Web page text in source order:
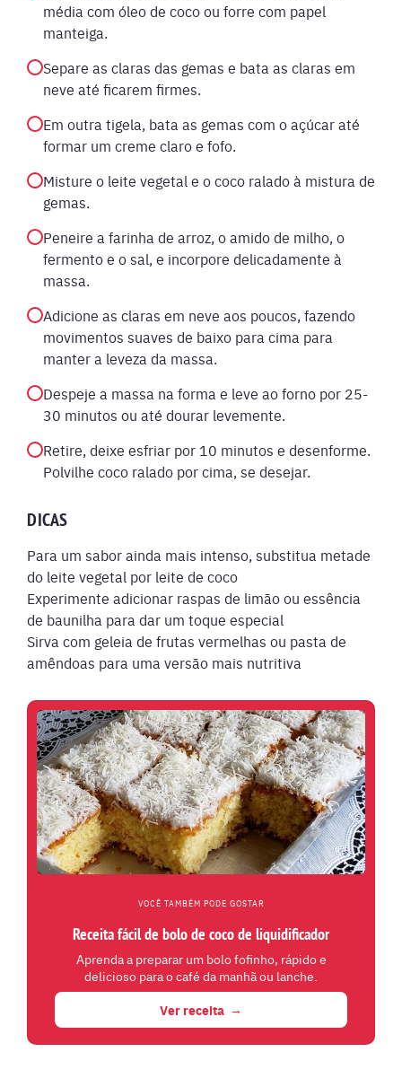
média com óleo de coco ou forre com papel
manteiga.
Separe as claras das gemas e bata as claras em
neve até ficarem firmes.
Em outra tigela, bata as gemas com o açúcar até
formar um creme claro e fofo.
Misture o leite vegetal e o coco ralado à mistura de
gemas.
Peneire a farinha de arroz, o amido de milho, o
fermento e o sal, e incorpore delicadamente à
massa.
Adicione as claras em neve aos poucos, fazendo
movimentos suaves de baixo para cima para
manter a leveza da massa.
Despeje a massa na forma e leve ao forno por 25-
30 minutos ou até dourar levemente.
Retire, deixe esfriar por 10 minutos e desenforme.
Polvilhe coco ralado por cima, se desejar.
DICAS
Para um sabor ainda mais intenso, substitua metade
do leite vegetal por leite de coco
Experimente adicionar raspas de limão ou essência
de baunilha para dar um toque especial
Sirva com geleia de frutas vermelhas ou pasta de
amêndoas para uma versão mais nutritiva
VOCÊ TAMBÉM PODE GOSTAR
Receita fácil de bolo de coco de liquidificador
Aprenda a preparar um bolo fofinho, rápido e
delicioso para o café da manhã ou lanche.
Ver receita